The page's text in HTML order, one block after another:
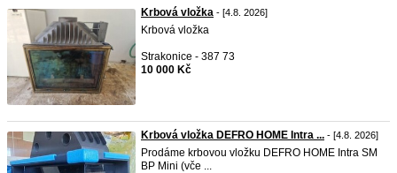
Krbová vložka - [4.8. 2026]
Krbová vložka
Strakonice - 387 73
10 000 Kč
Krbová vložka DEFRO HOME Intra ... - [4.8. 2026]
Prodáme krbovou vložku DEFRO HOME Intra SM
BP Mini (vče ...